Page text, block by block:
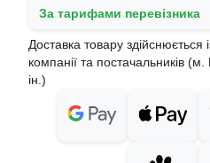
За тарифами перевізника
Доставка товару здійснюється
компанії та постачальників (м.
ін.)